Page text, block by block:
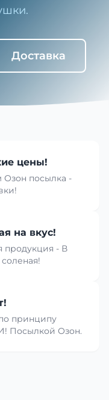
Доставка
цены!
Озон посылка -
на вкус!
продукция - В
принципу
Посылкой Озон.